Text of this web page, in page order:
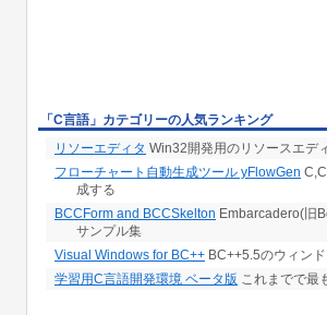
「C言語」カテゴリーの人気ランキング
リソーエディタ Win32開発用のリソースエデ
フローチャート自動生成ツール yFlowGen
成する
BCCForm and BCCSkelton Embarcadero(旧
サンプル集
Visual Windows for BC++ BC++5.5のウィン
学習用C言語開発環境 ベータ版 これまでで最